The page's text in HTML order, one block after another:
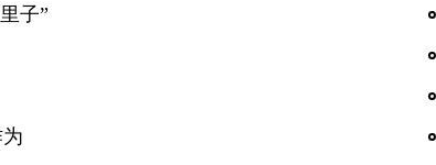
子”